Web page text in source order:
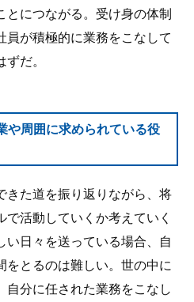
とにつながる。受け身の体制
員が積極的に業務をこなして
だ。
や周囲に求められている役
きた道を振り返りながら、将
活動していくか考えていく
い日々を送っている場合、自
をとるのは難しい。世の中に
分に任された業務をこなし